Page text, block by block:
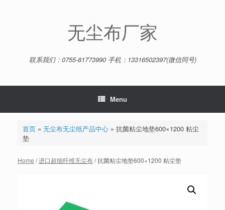
无尘布厂家
联系我们：0755-81773990 手机：13316502397(微信同号)
Menu
首页» 无尘布无尘纸产品中心» 抗菌粘尘地垫600×1200 粘尘
垫
Home /进口超细纤维无尘布/ 抗菌粘尘地垫600×1200 粘尘垫